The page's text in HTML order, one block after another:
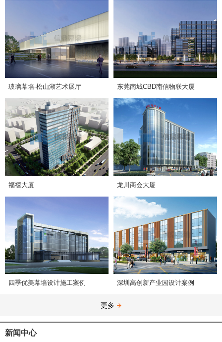
玻璃幕墙-松山湖艺术展厅 东莞南城CBD南信物联大厦
福禧大厦 龙川商会大厦
四季优美幕墙设计施工案例 深圳高创新产业园设计案例
更多
新闻中心